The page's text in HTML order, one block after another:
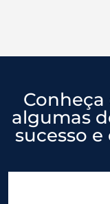
algumas
sucesso